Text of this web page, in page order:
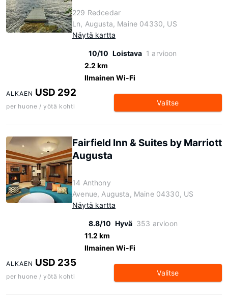
229 Redcedar
Ln, Augusta, Maine 04330, US
Näytä kartta
10/10 Loistava 1 arvioon
2.2 km
Ilmainen Wi-Fi
ALKAEN USD 292
per huone / yötä kohti Valitse
Fairfield Inn & Suites by Marriott
Augusta
14 Anthony
Avenue, Augusta, Maine 04330, US
Näytä kartta
8.8/10 Hyvä 353 arvioon
11.2 km
Ilmainen Wi-Fi
ALKAEN USD 235
per huone / yötä kohti Valitse